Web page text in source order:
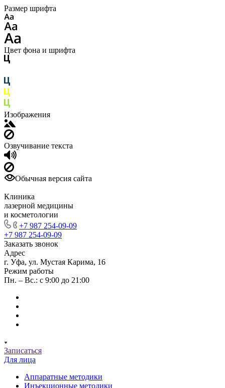
Размер шрифта
Цвет фона и шрифта
Изображения
Озвучивание текста
Обычная версия сайта
Клиника
лазерной медицины
и косметологии
+7 987 254-09-09
+7 987 254-09-09
Заказать звонок
Адрес
г. Уфа, ул. Мустая Карима, 16
Режим работы
Пн. – Вс.: с 9:00 до 21:00
Записаться
Для лица
Аппаратные методики
Инъекционные методики